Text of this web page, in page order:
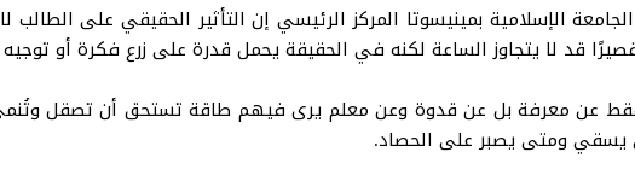
الإسلامية بمينيسوتا المركز الرئيسي إن التأثير الحقيقي على الطالب
قد لا يتجاوز الساعة لكنه في الحقيقة يحمل قدرة على زرع فكرة أو
فقط عن معرفة بل عن قدوة وعن معلم يرى فيهم طاقة تستحق أن تصقل
يسقي ومتى يصبر على الحصاد.